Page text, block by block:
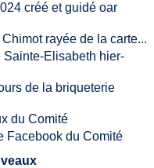
créé et guidé oar
rayée de la carte...
Sainte-Elisabeth hier-
de la briqueterie
du Comité
Facebook du Comité